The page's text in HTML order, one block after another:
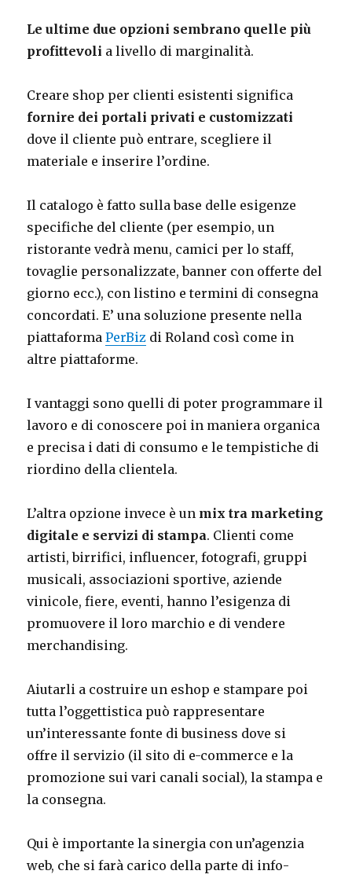
Le ultime due opzioni sembrano quelle più
profittevoli a livello di marginalità.
Creare shop per clienti esistenti significa
fornire dei portali privati e customizzati
dove il cliente può entrare, scegliere il
materiale e inserire l’ordine.
Il catalogo è fatto sulla base delle esigenze
specifiche del cliente (per esempio, un
ristorante vedrà menu, camici per lo staff,
tovaglie personalizzate, banner con offerte del
giorno ecc.), con listino e termini di consegna
concordati. E’ una soluzione presente nella
piattaformaPerBiz di Roland così come in
altre piattaforme.
I vantaggi sono quelli di poter programmare il
lavoro e di conoscere poi in maniera organica
e precisa i dati di consumo e le tempistiche di
riordino della clientela.
L’altra opzione invece è un mix tra marketing
digitale e servizi di stampa. Clienti come
artisti, birrifici, influencer, fotografi, gruppi
musicali, associazioni sportive, aziende
vinicole, fiere, eventi, hanno l’esigenza di
promuovere il loro marchio e di vendere
merchandising.
Aiutarli a costruire un eshop e stampare poi
tutta l’oggettistica può rappresentare
un’interessante fonte di business dove si
offre il servizio (il sito di e-commerce e la
promozione sui vari canali social), la stampa e
la consegna.
Qui è importante la sinergia con un’agenzia
web, che si farà carico della parte di info-